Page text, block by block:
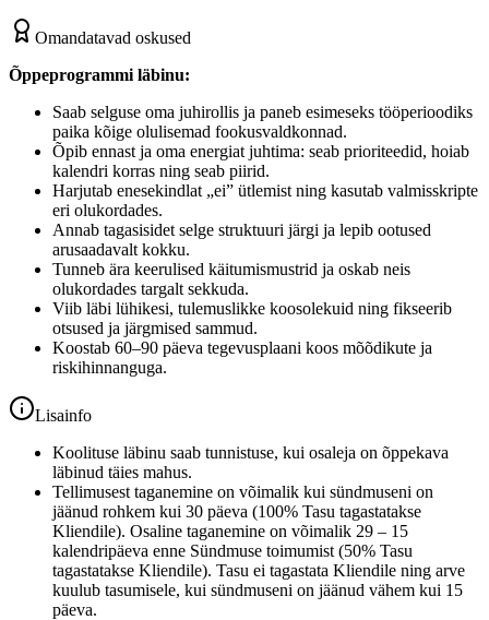
Omandatavad oskused
Õppeprogrammi läbinu:
Saab selguse oma juhirollis ja paneb esimeseks tööperioodiks
paika kõige olulisemad fookusvaldkonnad.
Õpib ennast ja oma energiat juhtima: seab prioriteedid, hoiab
kalendri korras ning seab piirid.
Harjutab enesekindlat „ei” ütlemist ning kasutab valmisskripte
eri olukordades.
Annab tagasisidet selge struktuuri järgi ja lepib ootused
arusaadavalt kokku.
Tunneb ära keerulised käitumismustrid ja oskab neis
olukordades targalt sekkuda.
Viib läbi lühikesi, tulemuslikke koosolekuid ning fikseerib
otsused ja järgmised sammud.
Koostab 60–90 päeva tegevusplaani koos mõõdikute ja
riskihinnanguga.
Lisainfo
Koolituse läbinu saab tunnistuse, kui osaleja on õppekava
läbinud täies mahus.
Tellimusest taganemine on võimalik kui sündmuseni on
jäänud rohkem kui 30 päeva (100% Tasu tagastatakse
Kliendile). Osaline taganemine on võimalik 29 – 15
kalendripäeva enne Sündmuse toimumist (50% Tasu
tagastatakse Kliendile). Tasu ei tagastata Kliendile ning arve
kuulub tasumisele, kui sündmuseni on jäänud vähem kui 15
päeva.